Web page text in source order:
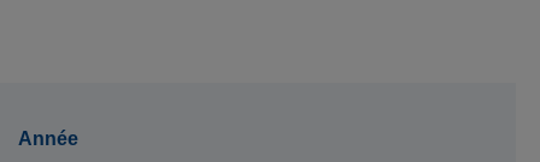
Année